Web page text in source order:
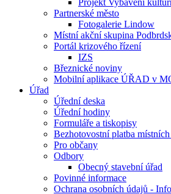
Projekt Vybavení
Partnerské město
Fotogalerie Lindow
Místní akční skupina
Portál krizového řízení
IZS
Březnické noviny
Mobilní aplikace ÚŘAD v
Úřad
Úřední deska
Úřední hodiny
Formuláře a tiskopisy
Bezhotovostní platba
Pro občany
Odbory
Obecný stavební úřad
Povinné informace
Ochrana osobních údajů -